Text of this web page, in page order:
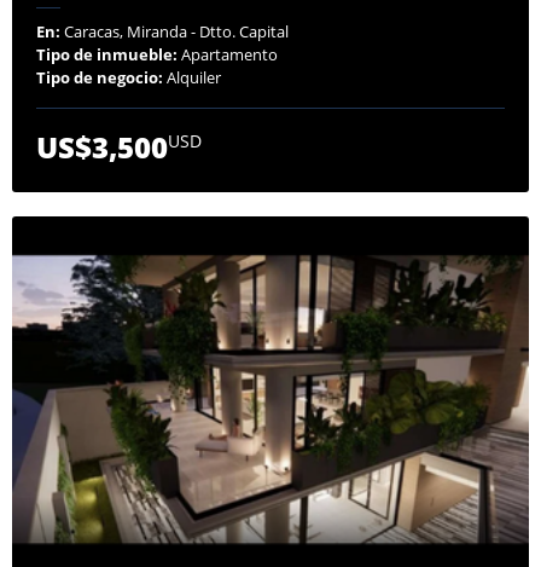
En: Caracas, Miranda - Dtto. Capital
Tipo de inmueble: Apartamento
Tipo de negocio: Alquiler
US$3,500USD